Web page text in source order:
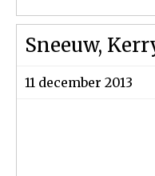
Sneeuw,
11 december 2013